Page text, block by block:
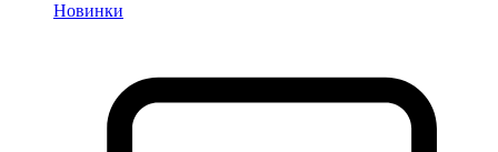
Новинки